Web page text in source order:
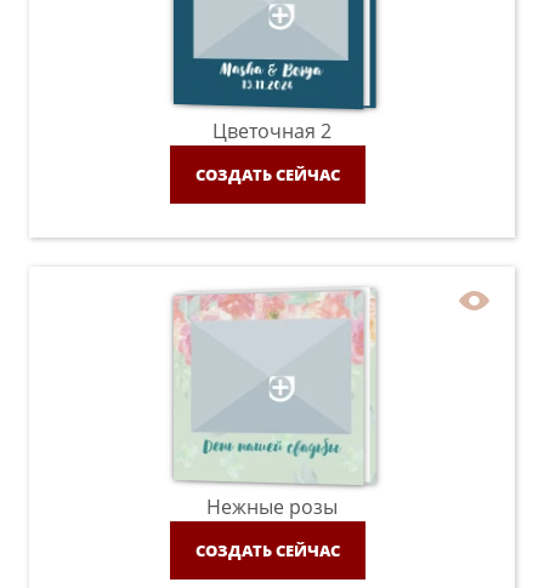
Цветочная 2
СОЗДАТЬ СЕЙЧАС
Нежные розы
СОЗДАТЬ СЕЙЧАС